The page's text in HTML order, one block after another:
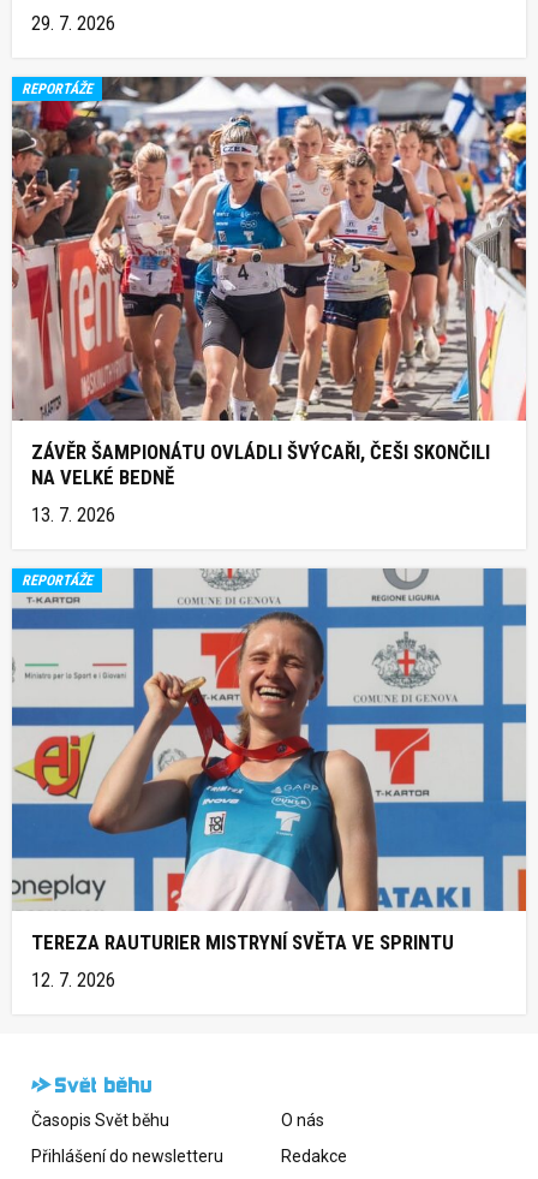
29. 7. 2026
REPORTÁŽE
ZÁVĚR ŠAMPIONÁTU OVLÁDLI ŠVÝCAŘI, ČEŠI SKONČILI
NA VELKÉ BEDNĚ
13. 7. 2026
REPORTÁŽE
TEREZA RAUTURIER MISTRYNÍ SVĚTA VE SPRINTU
12. 7. 2026
Časopis Svět běhu
Přihlášení do newsletteru
O nás
Redakce